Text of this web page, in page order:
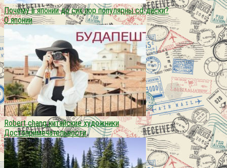
Почему в японии до сих пор популярны cd-диски?
О японии
Robert chang китайские художники
Достопримечательности